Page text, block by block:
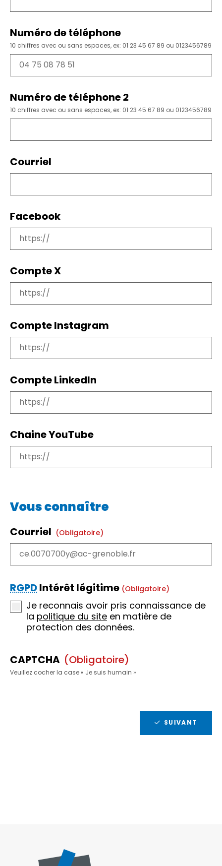
Numéro de téléphone
10 chiffres avec ou sans espaces, ex: 01 23 45 67 89 ou 0123456789
Numéro de téléphone 2
10 chiffres avec ou sans espaces, ex: 01 23 45 67 89 ou 0123456789
Courriel
Facebook
Compte X
Compte Instagram
Compte LinkedIn
Chaine YouTube
Vous connaître
Courriel (obligatoire)
RGPDIntérêt légitime (obligatoire)
Je reconnais avoir pris connaissance de
la politique du site en matière de
protection des données.
CAPTCHA (obligatoire)
Veuillez cocher la case « Je suis humain »
SUIVANT